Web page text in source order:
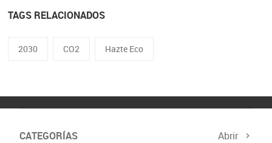
TAGS RELACIONADOS
2030 CO2 Hazte Eco
CATEGORÍAS Abrir